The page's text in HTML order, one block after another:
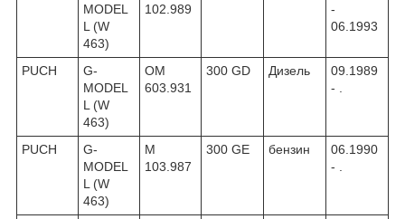
MODEL
L (W
463)
102.989
-
06.1993
PUCH
G-
MODEL
L (W
463)
OM
603.931
300 GD Дизель
09.1989
- .
PUCH
G-
MODEL
L (W
463)
M
103.987
300 GE бензин
06.1990
- .